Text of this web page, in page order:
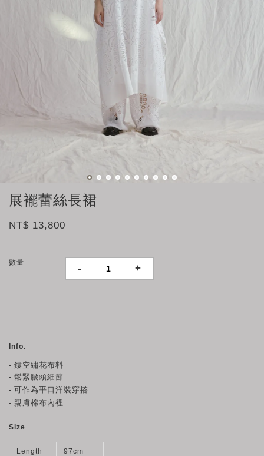
展襬蕾絲長裙
NT$ 13,800
數量
- +
Info.
- 鏤空繡花布料
- 鬆緊腰頭細節
- 可作為平口洋裝穿搭
- 親膚棉布內裡
Size
Length 97cm